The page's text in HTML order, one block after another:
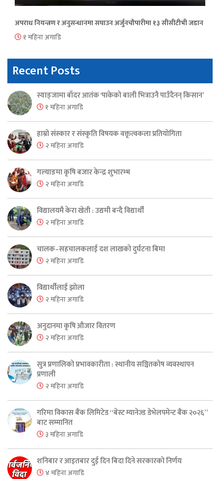
अपराध नियन्त्रण र अनुसन्धानमा सघाउन अर्जुनचौपारीमा १३ सीसीटीभी जडान
१ महिना अगाडि
Recent Posts
स्याङ्जामा बाँदर आतंक ‘पाकेको बाली भित्राउनै पाउँदैनन् किसान’
१ महिना अगाडि
हाम्रो संस्कार र संस्कृति विषयक वक्तृत्वकला प्रतियोगिता
२ महिना अगाडि
गल्याङमा कृषि बजार केन्द्र शुभारम्भ
२ महिना अगाडि
विद्यालयमै केरा खेती : उद्यमी बन्दै विद्यार्थी
२ महिना अगाडि
चालक–सहचालकलाई दश लाखको दुर्घटना बिमा
२ महिना अगाडि
विद्यार्थीलाई झोला
२ महिना अगाडि
अनुदानमा कृषि औजार वितरण
२ महिना अगाडि
सुत्र प्रणालिको प्रभावकारीता : स्थानीय सञ्चितकोष व्यवस्थापन
प्रणाली
२ महिना अगाडि
गरिमा विकास बैंक लिमिटेड “बेस्ट म्यानेज्ड डेभेलपमेन्ट बैंक २०२६”
बाट सम्मानित
३ महिना अगाडि
शनिबार र आइतबार दुई दिन बिदा दिने सरकारको निर्णय
४ महिना अगाडि